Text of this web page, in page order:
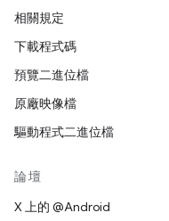
相關規定
下載程式碼
預覽二進位檔
原廠映像檔
驅動程式二進位檔
論壇
X 上的 @Android